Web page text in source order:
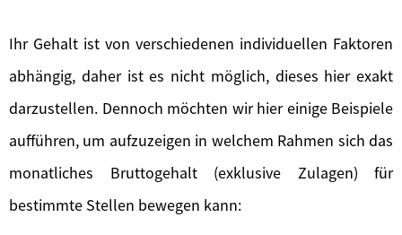
Ihr Gehalt ist von verschiedenen individuellen Faktoren
abhängig, daher ist es nicht möglich, dieses hier exakt
darzustellen. Dennoch möchten wir hier einige Beispiele
aufführen, um aufzuzeigen in welchem Rahmen sich das
monatliches Bruttogehalt (exklusive Zulagen) für
bestimmte Stellen bewegen kann: